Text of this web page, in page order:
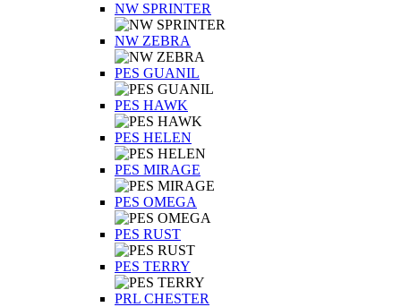
NW SPRINTER
NW ZEBRA
PES GUANIL
PES HAWK
PES HELEN
PES MIRAGE
PES OMEGA
PES RUST
PES TERRY
PRL CHESTER